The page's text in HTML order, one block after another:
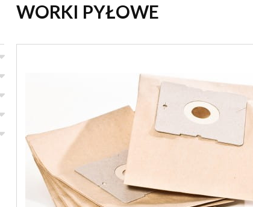
WORKI PYŁOWE